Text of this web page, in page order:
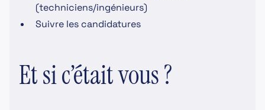
(techniciens/ingénieurs)
Suivre les candidatures
Et si c’était vous ?